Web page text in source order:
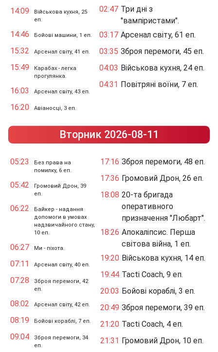
14:09
Військова кухня, 25
еп.
14:46 Бойові машини, 1 еп.
15:32 Арсенал світу, 41 еп.
15:49
Карабах - легка
прогулянка.
16:03 Арсенал світу, 43 еп.
16:20 Авіаносці, 3 еп.
02:47 Три дні з
"вампіристами".
03:17 Арсенал світу, 61 еп.
03:35 Зброя перемоги, 45 еп.
04:03 Військова кухня, 24 еп.
04:31 Повітряні воїни, 7 еп.
Вторник 2026-08-11
05:23
Без права на
помилку, 6 еп.
05:42
Громовий Дрон, 39
еп.
06:22
Байкер - надання
допомоги в умовах
надзвичайного стану,
10 еп.
06:27 Ми - піхота.
07:11 Арсенал світу, 40 еп.
07:28
Зброя перемоги, 42
еп.
08:02 Арсенал світу, 42 еп.
08:19 Бойові кораблі, 7 еп.
09:04
Зброя перемоги, 34
еп.
17:16 Зброя перемоги, 48 еп.
17:36 Громовий Дрон, 26 еп.
18:08 20-та бригада
оперативного
призначення "Любарт".
18:26 Апокаліпсис. Перша
світова війна, 1 еп.
19:20 Військова кухня, 14 еп.
19:44 Tacti Coach, 9 еп.
20:03 Бойові кораблі, 3 еп.
20:49 Зброя перемоги, 39 еп.
21:20 Tacti Coach, 4 еп.
21:31 Громовий Дрон, 10 еп.